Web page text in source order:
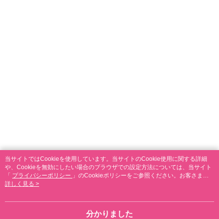
当サイトではCookieを使用しています。当サイトのCookie使用に関する詳細
や、Cookieを無効にしたい場合のブラウザでの設定方法については、当サイト
「 プライバシーポリシー 」のCookieポリシーをご参照ください。お客さま
が、当サイトを引き続き使用される場合、当社がサイト利用規約のCookieポリ
詳しく見る >
分かりました